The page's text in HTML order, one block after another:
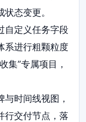
态变更。
自定义任务字段
系进行粗颗粒度
集”专属项目，
与时间线视图，
行交付节点，落